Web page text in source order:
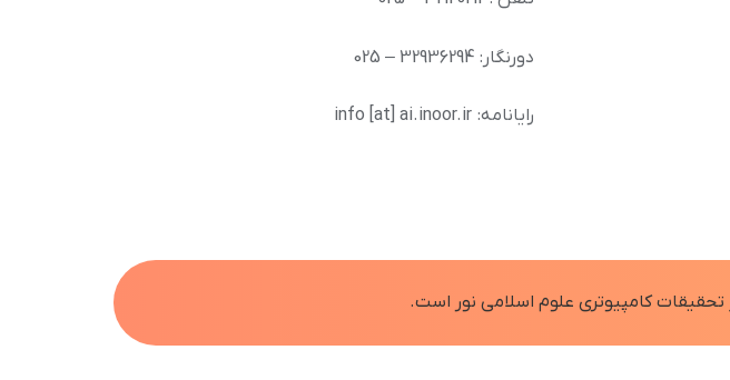
دورنگار: 32936294 – 025
رایانامه: info [at] ai.inoor.ir
کامپیوتری علوم اسلامی نور است.